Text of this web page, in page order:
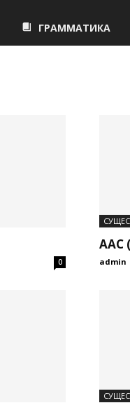
ГРАММАТИКА
0
ААС
admin